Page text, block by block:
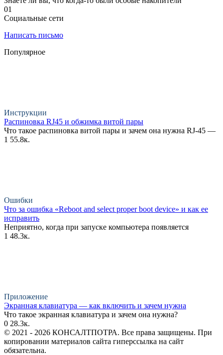
01
Социальные сети
Написать письмо
Популярное
Инструкции
Распиновка RJ45 и обжимка витой пары
Что такое распиновка витой пары и зачем она нужна RJ-45 —
1 55.8к.
Ошибки
Что за ошибка «Reboot and select proper boot device» и как ее
исправить
Неприятно, когда при запуске компьютера появляется
1 48.3к.
Приложение
Экранная клавиатура — как включить и зачем нужна
Что такое экранная клавиатура и зачем она нужна?
0 28.3к.
© 2021 - 2026 КОНСАЛТПОТРА. Все права защищены. При
копировании материалов сайта гиперссылка на сайт
обязательна.